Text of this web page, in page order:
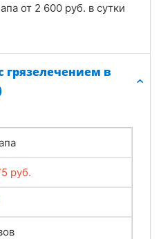
от 2 600 руб. в сутки
грязелечением в
руб.